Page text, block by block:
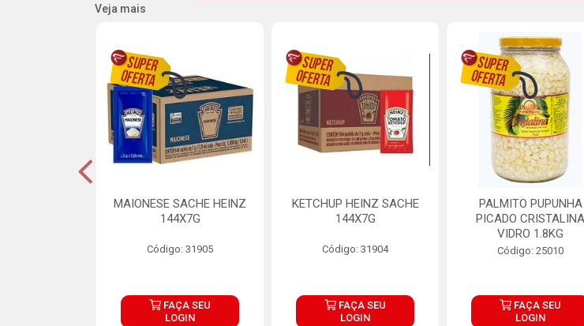
Veja mais
MAIONESE SACHE HEINZ
144X7G
Código: 31905
FAÇA SEU
LOGIN
KETCHUP HEINZ SACHE
144X7G
Código: 31904
FAÇA SEU
LOGIN
PALMITO PUPUNHA
PICADO CRISTALINA
VIDRO 1.8KG
Código: 25010
FAÇA SEU
LOGIN